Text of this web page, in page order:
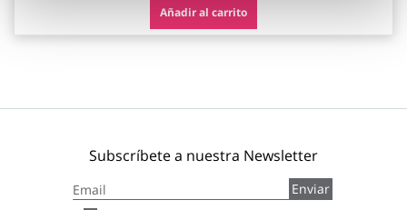
Añadir al carrito
Subscríbete a nuestra Newsletter
a
Enviar